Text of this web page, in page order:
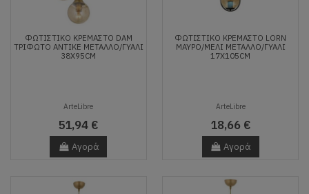
ΦΩΤΙΣΤΙΚΌ ΚΡΕΜΑΣΤΌ DAM
ΤΡΊΦΩΤΟ ΑΝΤΙΚΈ ΜΈΤΑΛΛΟ/ΓΥΑΛΊ
38X95CM
ArteLibre
51,94 €
Αγορά
ΦΩΤΙΣΤΙΚΌ ΚΡΕΜΑΣΤΌ LORN
ΜΑΎΡΟ/ΜΕΛΊ ΜΈΤΑΛΛΟ/ΓΥΑΛΊ
17X105CM
ArteLibre
18,66 €
Αγορά